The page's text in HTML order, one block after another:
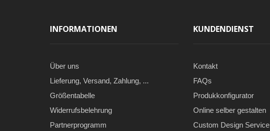
INFORMATIONEN
Über uns
Lieferung, Versand, Zahlung, ...
Größentabelle
Widerrufsbelehrung
Partnerprogramm
KUNDENDIENST
Kontakt
FAQs
Produkkonfigurator
Online selber gestalten
Custom Design Service